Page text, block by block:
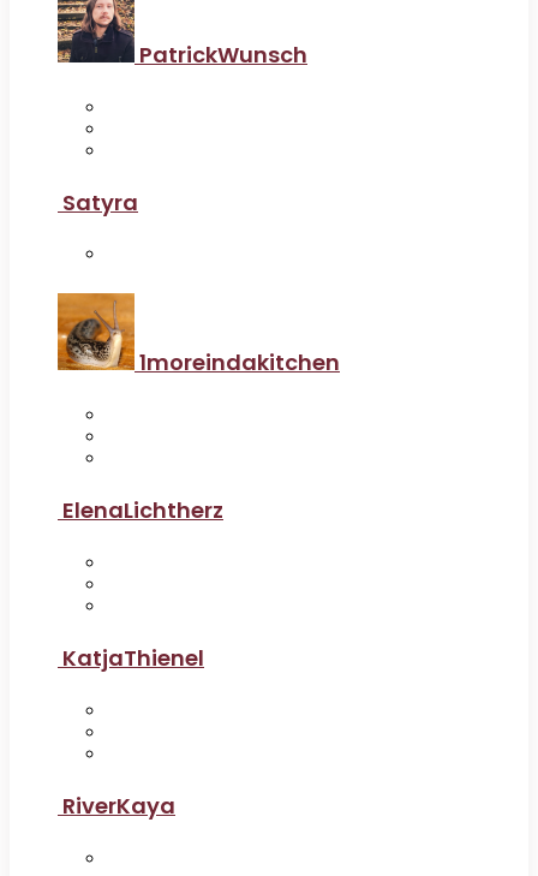
PatrickWunsch
Satyra
1moreindakitchen
ElenaLichtherz
KatjaThienel
RiverKaya